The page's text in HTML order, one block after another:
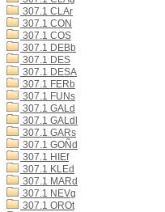
307.1 CLAr
307.1 CON
307.1 COS
307.1 DEBb
307.1 DES
307.1 DESA
307.1 FERb
307.1 FUNs
307.1 GALd
307.1 GALdl
307.1 GARs
307.1 GOÑd
307.1 HIEf
307.1 KLEd
307.1 MARd
307.1 NEVg
307.1 OROt